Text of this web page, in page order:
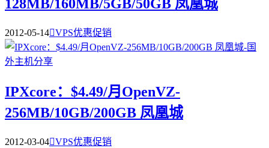
128MB/160MB/5GB/50GB 凤凰城
2012-05-14VPS优惠促销
IPXcore：$4.49/月OpenVZ-
256MB/10GB/200GB 凤凰城
2012-03-04VPS优惠促销